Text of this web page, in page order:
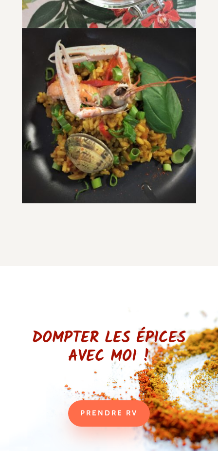
DOMPTER LES ÉPICES
AVEC MOI !
PRENDRE RV